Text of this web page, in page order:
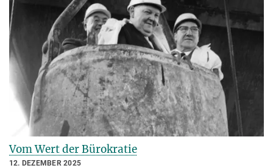
Vom Wert der Bürokratie
12. DEZEMBER 2025